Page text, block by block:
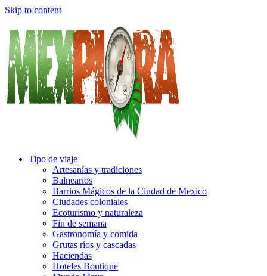
Skip to content
Tipo de viaje
Artesanías y tradiciones
Balnearios
Barrios Mágicos de la Ciudad de Mexico
Ciudades coloniales
Ecoturismo y naturaleza
Fin de semana
Gastronomía y comida
Grutas ríos y cascadas
Haciendas
Hoteles Boutique